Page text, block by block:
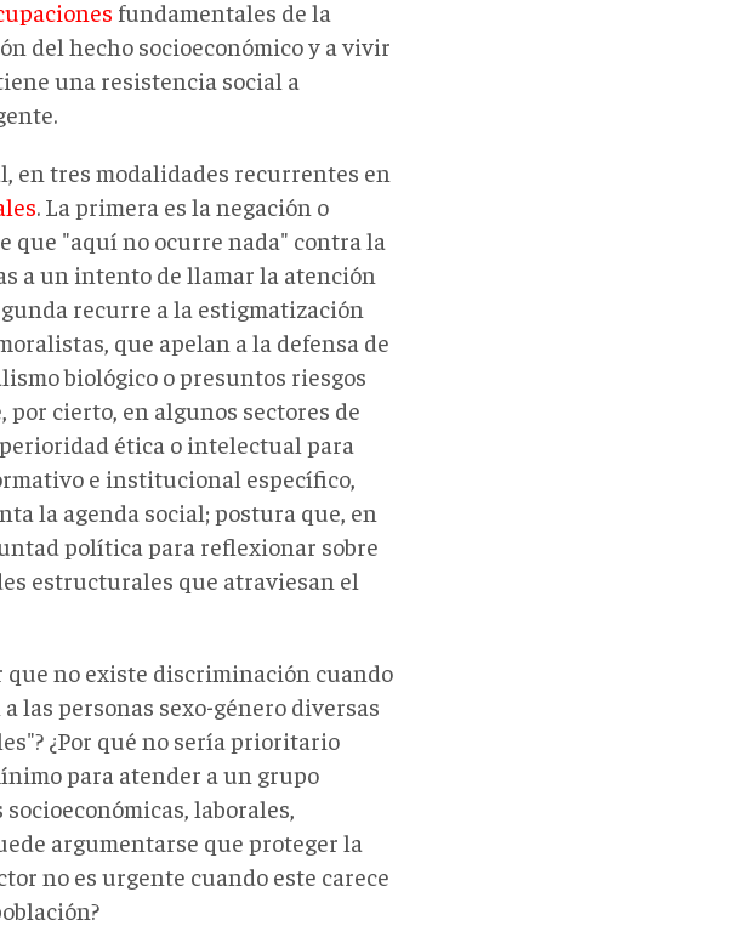
fundamentales de la
del hecho socioeconómico y a vivir
una resistencia social a
en tres modalidades recurrentes en
. La primera es la negación o
que "aquí no ocurre nada" contra la
a un intento de llamar la atención
recurre a la estigmatización
que apelan a la defensa de
biológico o presuntos riesgos
cierto, en algunos sectores de
ética o intelectual para
e institucional específico,
la agenda social; postura que, en
política para reflexionar sobre
estructurales que atraviesan el
que no existe discriminación cuando
las personas sexo-género diversas
¿Por qué no sería prioritario
para atender a un grupo
laborales,
argumentarse que proteger la
no es urgente cuando este carece